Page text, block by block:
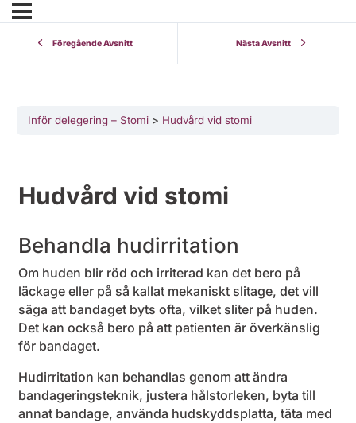
Föregående Avsnitt Nästa Avsnitt
Inför delegering – Stomi Hudvård vid stomi
Hudvård vid stomi
Behandla hudirritation
Om huden blir röd och irriterad kan det bero på
läckage eller på så kallat mekaniskt slitage, det vill
säga att bandaget byts ofta, vilket sliter på huden.
Det kan också bero på att patienten är överkänslig
för bandaget.
Hudirritation kan behandlas genom att ändra
bandageringsteknik, justera hålstorleken, byta till
annat bandage, använda hudskyddsplatta, täta med